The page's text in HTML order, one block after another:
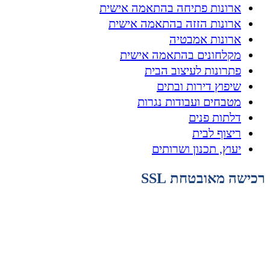
ארונות פתיחה בהתאמה אישית
ארונות הזזה בהתאמה אישית
ארונות אמבטיה
מקלחונים בהתאמה אישית
פתרונות לעיצוב הבית
שיפוץ דירות ובתים
מטבחים ועבודות נגרות
דלתות פנים
ריצוף לבית
יעוץ, תכנון ושרותים
רכישה מאובטחת SSL